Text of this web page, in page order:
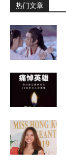
热门文章